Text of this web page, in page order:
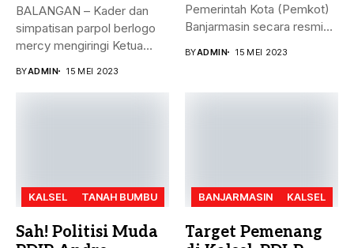
BALANGAN – Kader dan
simpatisan parpol berlogo
mercy mengiringi Ketua
BYADMIN 15 MEI 2023
Pemerintah Kota (Pemkot)
Banjarmasin secara resmi
BYADMIN 15 MEI 2023
KALSEL TANAH BUMBU
Sah! Politisi Muda
BANJARMASIN KALSEL
Target Pemenang